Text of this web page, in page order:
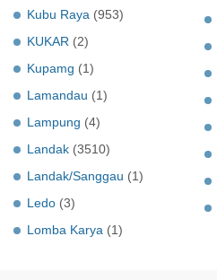
Kubu Raya (953)
KUKAR (2)
Kupamg (1)
Lamandau (1)
Lampung (4)
Landak (3510)
Landak/Sanggau (1)
Ledo (3)
Lomba Karya (1)